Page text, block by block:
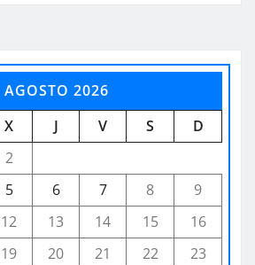
AGOSTO 2026
X J V S
D
2
5 6 7 8
9
12 13 14 15
16
19 20 21 22
23